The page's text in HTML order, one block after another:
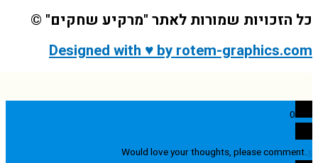
שמורות לאתר "מרקיע שחקים" ©
Designed with ♥ by rotem-
Would love your thoughts,